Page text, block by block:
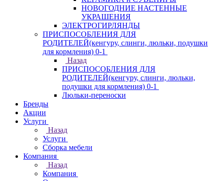
НОВОГОДНИЕ НАСТЕННЫЕ
УКРАШЕНИЯ
ЭЛЕКТРОГИРЛЯНДЫ
ПРИСПОСОБЛЕНИЯ ДЛЯ
РОДИТЕЛЕЙ(кенгуру, слинги, люльки, подушки
для кормления) 0-1
Назад
ПРИСПОСОБЛЕНИЯ ДЛЯ
РОДИТЕЛЕЙ(кенгуру, слинги, люльки,
подушки для кормления) 0-1
Люльки-переноски
Бренды
Акции
Услуги
Назад
Услуги
Сборка мебели
Компания
Назад
Компания